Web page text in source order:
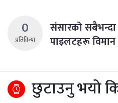
0
प्रतिक्रिया
संसारको
पाइलटहरू
छुटाउनु भयो